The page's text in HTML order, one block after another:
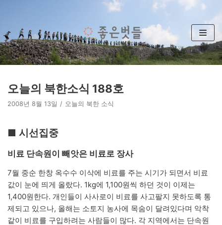
츠
로
건
뛰
기
오늘의 북한소식 188호
2008년 8월 13일 오늘의 북한 소식
■ 시선집중
비료 단속원이 빼앗은 비료로 장사
7월 중순 한창 옥수수 이삭에 비료를 주는 시기가 되면서 비료
값이 눈에 띄게 올랐다. 1kg에 1,100원씩 하던 것이 이제는
1,400원한다. 개인들이 사사로이 비료를 사고팔지 못하도록 통
제되고 있으나, 올해는 소토지 농사에 목숨이 달려있다며 악착
같이 비료를 구입하려는 사람들이 많다. 각 지역에서는 단속원